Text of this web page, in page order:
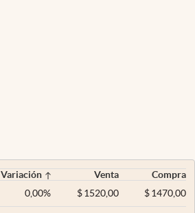
Variación Venta
Compra
0,00% $ 1520,00 $1470,00